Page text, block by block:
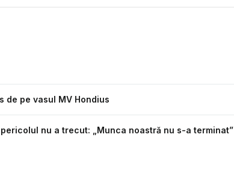
pe vasul MV Hondius
nu a trecut: „Munca noastră nu s-a terminat”